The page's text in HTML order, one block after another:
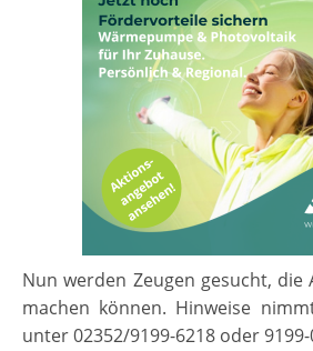
Nun werden Zeugen gesucht, die
machen können. Hinweise
unter 02352/9199-6218 oder